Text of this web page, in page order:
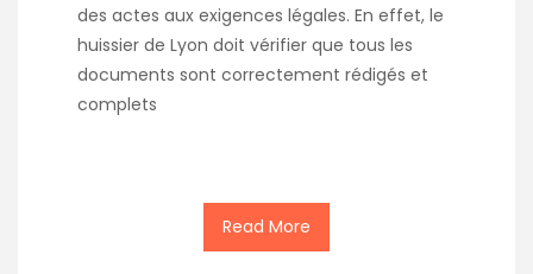
des actes aux exigences légales. En effet, le
huissier de Lyon doit vérifier que tous les
documents sont correctement rédigés et
complets
Read More